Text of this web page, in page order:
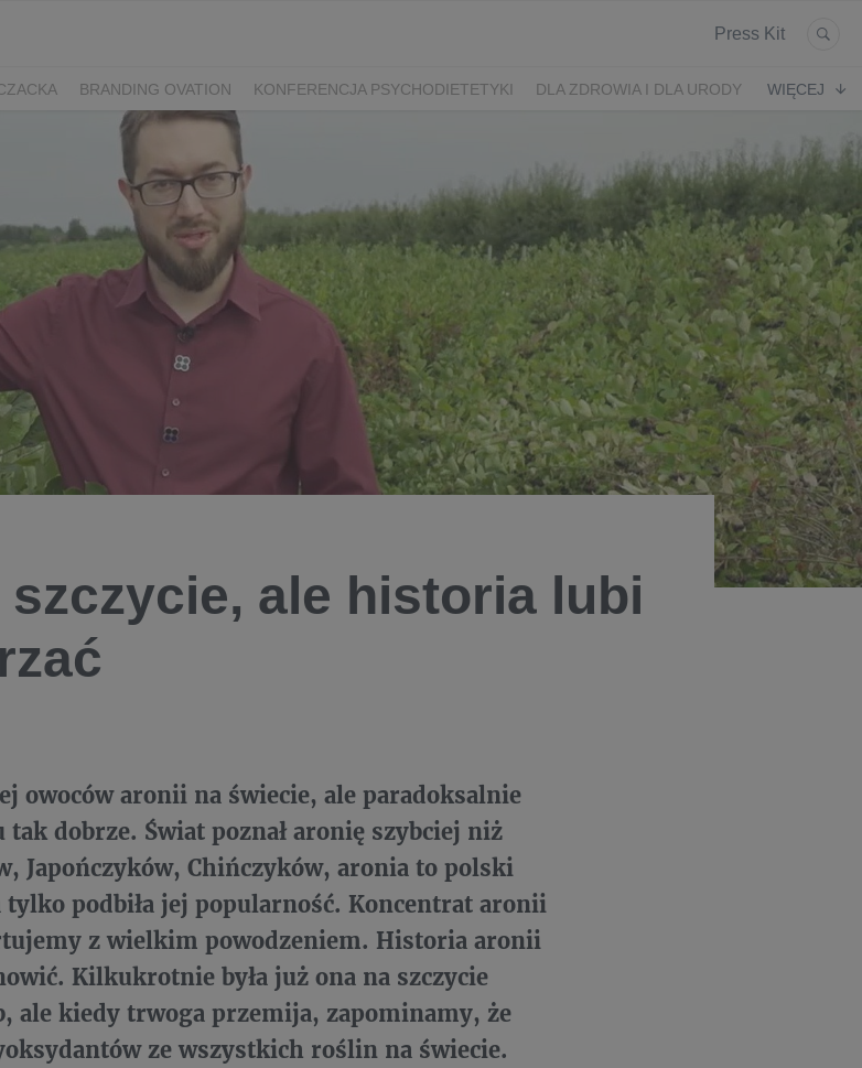
Press Kit
BRANDING OVATION KONFERENCJA PSYCHODIETETYKI
DLA ZDROWIA I DLA URODY
MINIKIWI DEREŃ
PIWO RZEMIEŚLNICZE
BORÓWKI WYBORY 2025 SZCZYT IBO 2023 🫐
WYBORY 2023
WIĘCEJ
ale historia lubi
owoców aronii na świecie, ale paradoksalnie
tak dobrze. Świat poznał aronię szybciej niż
Japończyków, Chińczyków, aronia to polski
tylko podbiła jej popularność. Koncentrat aronii
z wielkim powodzeniem. Historia aronii
Kilkukrotnie była już ona na szczycie
ale kiedy trwoga przemija, zapominamy, że
ze wszystkich roślin na świecie.